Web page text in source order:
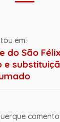
em:
do São
e